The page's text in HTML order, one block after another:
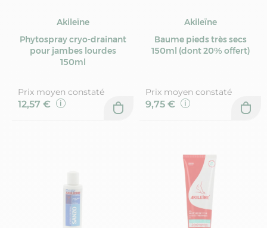
Akileïne
Phytospray cryo-drainant
pour jambes lourdes
150ml
Prix moyen constaté
12,57 €
Akileïne
Baume pieds très secs
150ml (dont 20% offert)
Prix moyen constaté
9,75 €